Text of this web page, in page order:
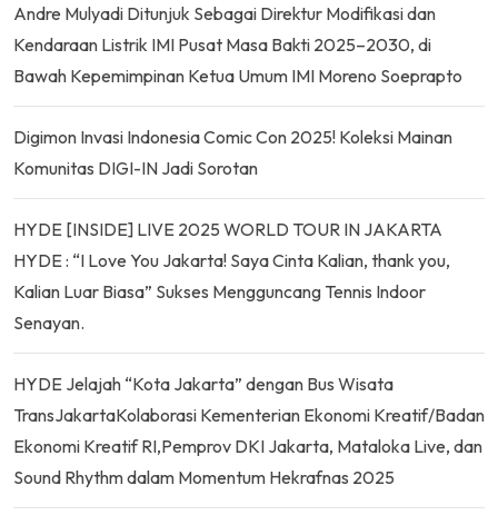
Andre Mulyadi Ditunjuk Sebagai Direktur Modifikasi dan
Kendaraan Listrik IMI Pusat Masa Bakti 2025–2030, di
Bawah Kepemimpinan Ketua Umum IMI Moreno Soeprapto
Digimon Invasi Indonesia Comic Con 2025! Koleksi Mainan
Komunitas DIGI-IN Jadi Sorotan
HYDE [INSIDE] LIVE 2025 WORLD TOUR IN JAKARTA
HYDE : “I Love You Jakarta! Saya Cinta Kalian, thank you,
Kalian Luar Biasa” Sukses Mengguncang Tennis Indoor
Senayan.
HYDE Jelajah “Kota Jakarta” dengan Bus Wisata
TransJakartaKolaborasi Kementerian Ekonomi Kreatif/Badan
Ekonomi Kreatif RI,Pemprov DKI Jakarta, Mataloka Live, dan
Sound Rhythm dalam Momentum Hekrafnas 2025